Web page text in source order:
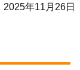
2025年11月26日